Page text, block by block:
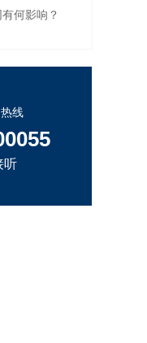
何影响？
线
听